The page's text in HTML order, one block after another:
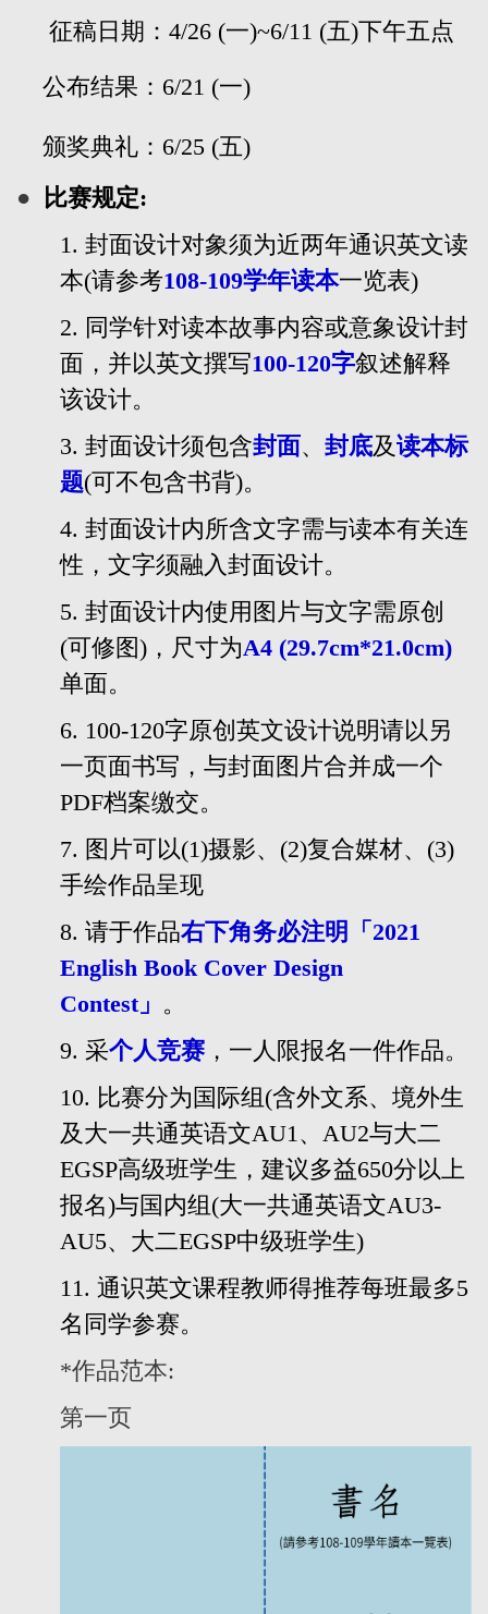
征稿日期 ：4/26 (一)~6/11 (五)下午五点
公布结果：6/21 (一)
颁奖典礼：6/25 (五)
●
比赛规定:
1. 封面设计对象须为近两年通识英文读
本(请参考108-109学年读本一览表)
2. 同学针对读本故事内容或意象设计封
面，并以英文撰写100-120字叙述解释
该设计。
3. 封面设计须包含封面、 封底及读本标
题(可不包含书背)。
4. 封面设计内所含文字需与读本有关连
性，文字须融入封面设计。
5. 封面设计内使用图片与文字需原创
(可修图) ，尺寸为A4 (29.7cm*21.0cm)
单面。
6. 100-120字原创英文设计说明请以另
一页面书写，与封面图片合并成一个
PDF档案缴交。
7. 图片可以(1)摄影、 (2)复合媒材、 (3)
手绘作品呈现
8. 请于作品右下角务必注明 「 2021
English Book Cover Design
Contest」 。
9. 采个人竞赛 ，一人限报名一件作品。
10. 比赛分为国际组(含外文系、境外生
及大一共通英语文AU1、 AU2与大二
EGSP高级班学生，建议多益650分以上
报名)与国内组(大一共通英语文AU3-
AU5、大二EGSP中级班学生)
11. 通识英文课程教师得推荐每班最多5
名同学参赛。
*作品范本:
第一页